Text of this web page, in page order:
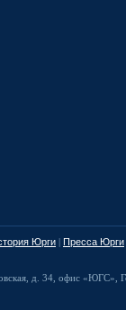
Юрги | Пресса Юрги
д. 34 офис «ЮГС»,